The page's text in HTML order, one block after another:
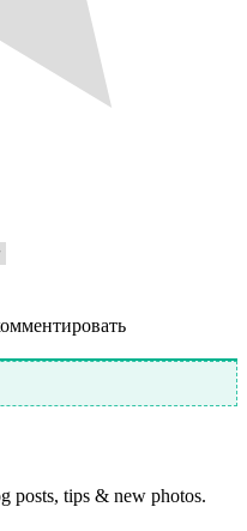
posts, tips & new photos.